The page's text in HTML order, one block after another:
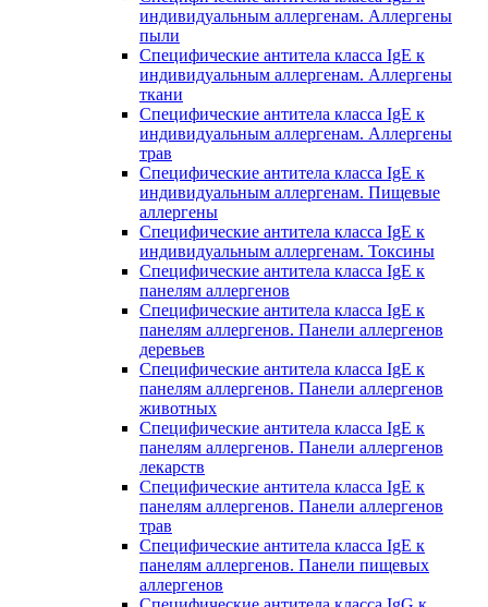
индивидуальным аллергенам. Аллергены
пыли
Специфические антитела класса IgE к
индивидуальным аллергенам. Аллергены
ткани
Специфические антитела класса IgE к
индивидуальным аллергенам. Аллергены
трав
Специфические антитела класса IgE к
индивидуальным аллергенам. Пищевые
аллергены
Специфические антитела класса IgE к
индивидуальным аллергенам. Токсины
Специфические антитела класса IgE к
панелям аллергенов
Специфические антитела класса IgE к
панелям аллергенов. Панели аллергенов
деревьев
Специфические антитела класса IgE к
панелям аллергенов. Панели аллергенов
животных
Специфические антитела класса IgE к
панелям аллергенов. Панели аллергенов
лекарств
Специфические антитела класса IgE к
панелям аллергенов. Панели аллергенов
трав
Специфические антитела класса IgE к
панелям аллергенов. Панели пищевых
аллергенов